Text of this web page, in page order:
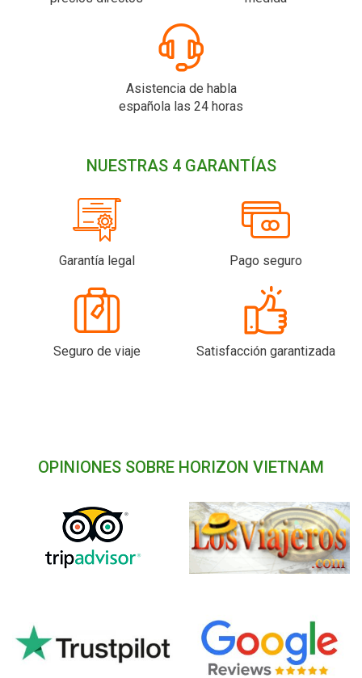
Asistencia de habla
española las 24 horas
NUESTRAS 4 GARANTÍAS
Garantía legal Pago seguro
Seguro de viaje Satisfacción garantizada
OPINIONES SOBRE HORIZON VIETNAM